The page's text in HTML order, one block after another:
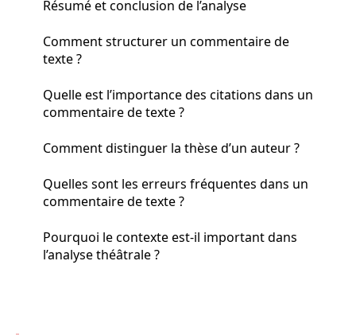
Résumé et conclusion de l’analyse
Comment structurer un commentaire de
texte ?
Quelle est l’importance des citations dans un
commentaire de texte ?
Comment distinguer la thèse d’un auteur ?
Quelles sont les erreurs fréquentes dans un
commentaire de texte ?
Pourquoi le contexte est-il important dans
l’analyse théâtrale ?